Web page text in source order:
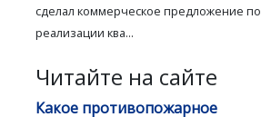
сделал коммерческое предложение по
реализации ква...
Читайте на сайте
Какое противопожарное